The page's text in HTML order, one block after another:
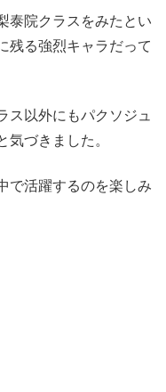
泰院クラスをみたとい
残る強烈キャラだって
ス以外にもパクソジュ
気づきました。
で活躍するのを楽しみ